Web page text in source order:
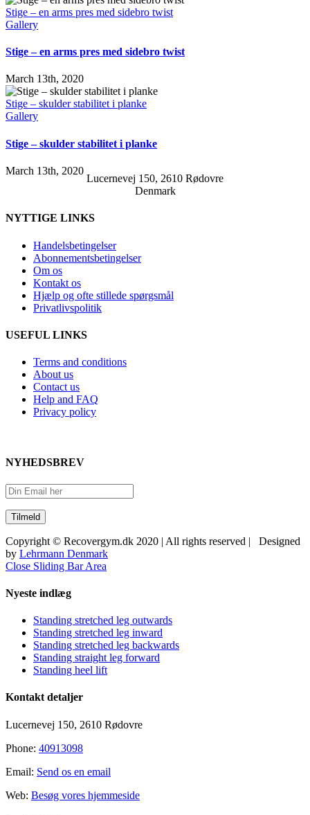
Stige – en arms pres med sidebro twist
Gallery
Stige – en arms pres med sidebro twist
March 13th, 2020
Stige – skulder stabilitet i planke
Gallery
Stige – skulder stabilitet i planke
March 13th, 2020
Lucernevej 150, 2610 Rødovre
Denmark
NYTTIGE LINKS
Handelsbetingelser
Abonnementsbetingelser
Om os
Kontakt os
Hjælp og ofte stillede spørgsmål
Privatlivspolitik
USEFUL LINKS
Terms and conditions
About us
Contact us
Help and FAQ
Privacy policy
NYHEDSBREV
Copyright © Recovergym.dk 2020 | All rights reserved | Designed
by Lehrmann Denmark
Close Sliding Bar Area
Nyeste indlæg
Standing stretched leg outwards
Standing stretched leg inward
Standing stretched leg backwards
Standing straight leg forward
Standing heel lift
Kontakt detaljer
Lucernevej 150, 2610 Rødovre
Phone: 40913098
Email: Send os en email
Web: Besøg vores hjemmeside